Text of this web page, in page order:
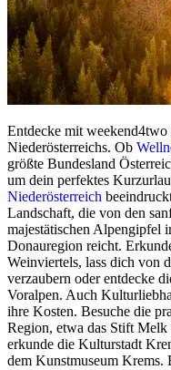
Entdecke mit
Niederösterreichs. Ob
größte Bundesland
um dein perfektes
Niederösterreich
Landschaft, die von den
majestätischen Alpengipfel
Donauregion reicht.
Weinviertels, lass dich von
verzaubern oder entdecke
Voralpen. Auch
ihre Kosten. Besuche die
Region, etwa das Stift
erkunde die Kulturstadt
dem Kunstmuseum Krems.